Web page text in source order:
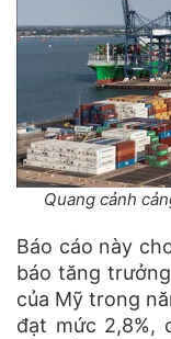
Quang cảnh
Báo cáo này
báo tăng
của Mỹ trong
đạt mức 2,8%,